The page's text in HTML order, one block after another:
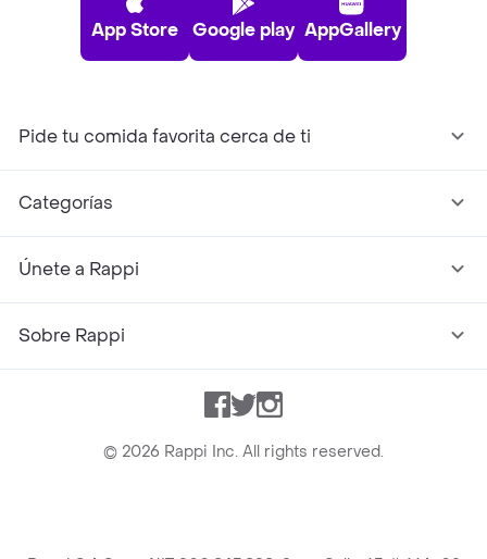
App Store Google play AppGallery
Pide tu comida favorita cerca de ti
Categorías
Únete a Rappi
Sobre Rappi
Facebook
TwitterInstagram
© 2026 Rappi Inc. All rights reserved.